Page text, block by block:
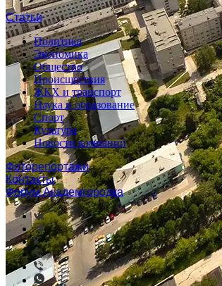
Статьи
Политика
Экономика
Общество
Происшествия
ЖКХ и транспорт
Наука и образование
Спорт
Культура
Новости компаний
Фоторепортажи
Контакты
Форум Академгородка